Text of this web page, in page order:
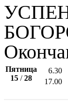
Пятница
15 /28
6.30
17.00